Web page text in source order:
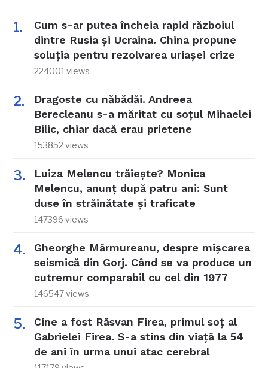
Cum s-ar putea încheia rapid războiul
dintre Rusia și Ucraina. China propune
soluția pentru rezolvarea uriașei crize
224001 views
Dragoste cu năbădăi. Andreea
Berecleanu s-a măritat cu soțul Mihaelei
Bilic, chiar dacă erau prietene
153852 views
Luiza Melencu trăiește? Monica
Melencu, anunț după patru ani: Sunt
duse în străinătate și traficate
147396 views
Gheorghe Mărmureanu, despre mișcarea
seismică din Gorj. Când se va produce un
cutremur comparabil cu cel din 1977
146547 views
Cine a fost Răsvan Firea, primul soț al
Gabrielei Firea. S-a stins din viață la 54
de ani în urma unui atac cerebral